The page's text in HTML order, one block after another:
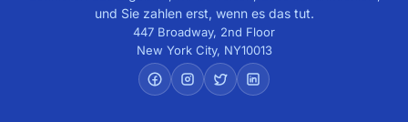
Dienstleister sind bereit, sofort mit der Arbeit zu
beginnen! Alles, was Sie tun müssen, ist, ein Projekt
mittelständischen Unternehmen zur Verfügung! Ob Sie
eine Website erstellen, gestalten oder Internetwerbung
entwickeln möchten oder Recherchen durchführen
müssen – hier sind Sie genau richtig! Tausende
erfahrene Dienstleister sind bereit, sofort loszulegen!
und Sie zahlen erst, wenn es das tut.
447 Broadway, 2nd Floor
New York City, NY10013